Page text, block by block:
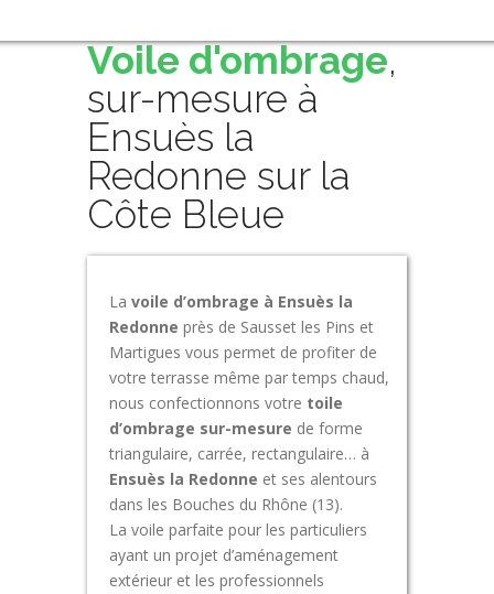
Voile d'ombrage,
sur-mesure à
Ensuès la
Redonne sur la
Côte Bleue
La voile d’ombrage à Ensuès la
Redonne près de Sausset les Pins et
Martigues vous permet de profiter de
votre terrasse même par temps chaud,
nous confectionnons votre toile
d’ombrage sur-mesure de forme
triangulaire, carrée, rectangulaire… à
Ensuès la Redonne et ses alentours
dans les Bouches du Rhône (13).
La voile parfaite pour les particuliers
ayant un projet d’aménagement
extérieur et les professionnels